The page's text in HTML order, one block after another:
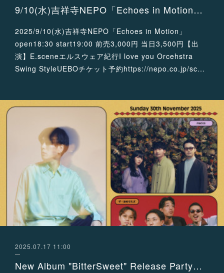
9/10(水)吉祥寺NEPO「Echoes in Motion」に出演が決定！
2025/9/10(水)吉祥寺NEPO「Echoes in Motion」
open18:30 start19:00 前売3,000円 当日3,500円【出
演】E.sceneエルスウェア紀行I love you Orcehstra
Swing StyleUEBOチケット予約https://nepo.co.jp/sc…
2025.07.17 11:00
New Album "BitterSweet" Release Partyの開催が決定！